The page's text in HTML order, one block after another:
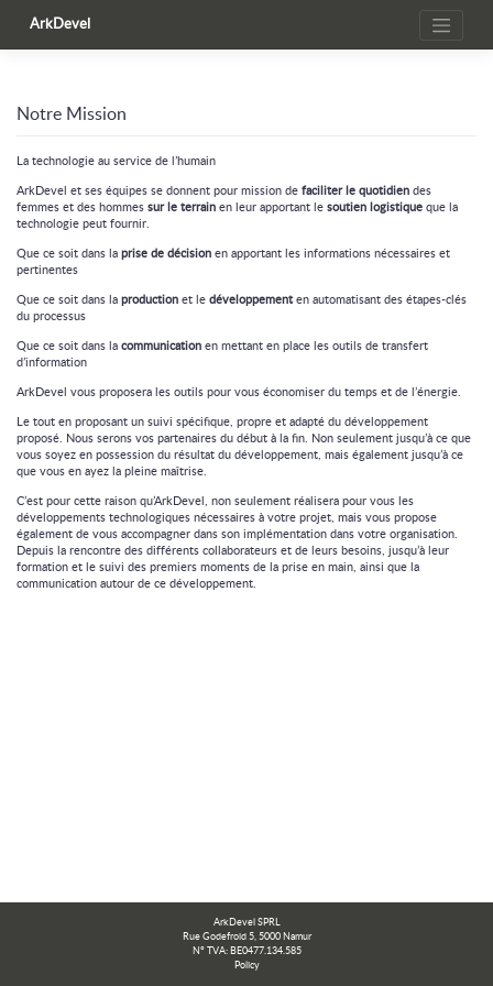
ArkDevel
Notre Mission
La technologie au service de l’humain
ArkDevel et ses équipes se donnent pour mission de faciliter le quotidien des
femmes et des hommes sur le terrain en leur apportant le soutien logistique que la
technologie peut fournir.
Que ce soit dans la prise de décision en apportant les informations nécessaires et
pertinentes
Que ce soit dans la production et le développementen automatisant des étapes-clés
du processus
Que ce soit dans la communication en mettant en place les outils de transfert
d’information
ArkDevel vous proposera les outils pour vous économiser du temps et de l’énergie.
Le tout en proposant un suivi spécifique, propre et adapté du développement
proposé. Nous serons vos partenaires du début à la fin. Non seulement jusqu’à ce que
vous soyez en possession du résultat du développement, mais également jusqu’à ce
que vous en ayez la pleine maîtrise.
C’est pour cette raison qu’ArkDevel, non seulement réalisera pour vous les
développements technologiques nécessaires à votre projet, mais vous propose
également de vous accompagner dans son implémentation dans votre organisation.
Depuis la rencontre des différents collaborateurs et de leurs besoins, jusqu’à leur
formation et le suivi des premiers moments de la prise en main, ainsi que la
communication autour de ce développement.
ArkDevel SPRL
Rue Godefroid 5, 5000 Namur
N° TVA: BE0477.134.585
Policy